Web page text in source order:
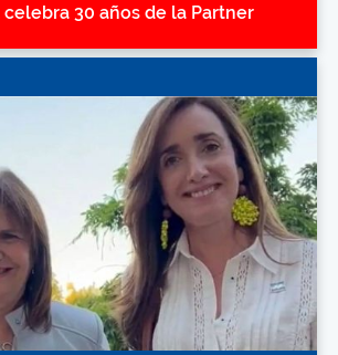
30 años de la Partner